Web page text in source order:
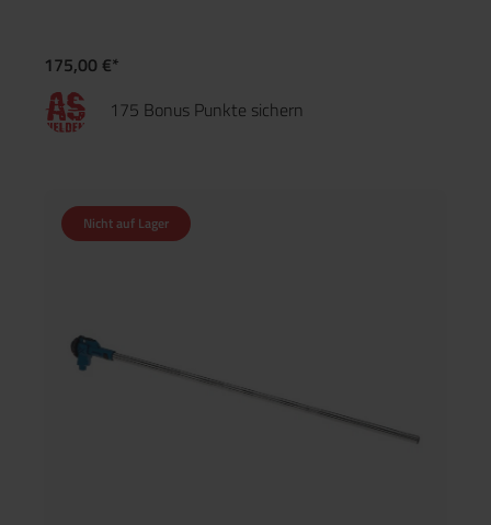
175,00 €*
175 Bonus Punkte sichern
Nicht auf Lager